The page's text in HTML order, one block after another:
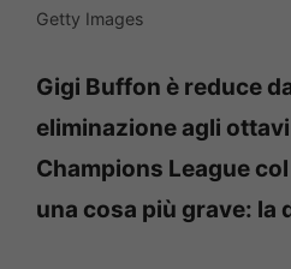
Getty Images
Gigi Buffon è reduce
eliminazione agli
Champions League
una cosa più grave: la